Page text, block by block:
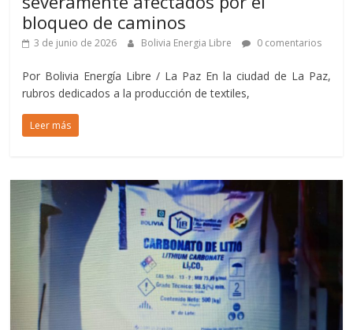
bloqueo de caminos
3 de junio de 2026 Bolivia Energia Libre 0 comentarios
Por Bolivia Energía Libre / La Paz En la ciudad de La Paz,
rubros dedicados a la producción de textiles,
Leer más